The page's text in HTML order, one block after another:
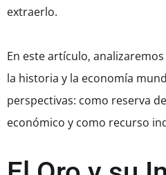
extraerlo.
En este artículo,
la historia y la economía
perspectivas: como reserva
económico y como recurso